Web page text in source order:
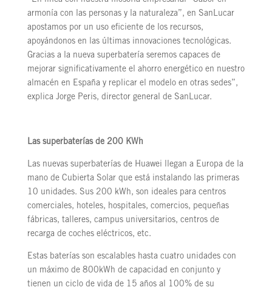
armonía con las personas y la naturaleza”, en SanLucar
apostamos por un uso eficiente de los recursos,
apoyándonos en las últimas innovaciones tecnológicas.
Gracias a la nueva superbatería seremos capaces de
mejorar significativamente el ahorro energético en nuestro
almacén en España y replicar el modelo en otras sedes”,
explica Jorge Peris, director general de SanLucar.
Las superbaterías de 200 KWh
Las nuevas superbaterías de Huawei llegan a Europa de la
mano de Cubierta Solar que está instalando las primeras
10 unidades. Sus 200 kWh, son ideales para centros
comerciales, hoteles, hospitales, comercios, pequeñas
fábricas, talleres, campus universitarios, centros de
recarga de coches eléctricos, etc.
Estas baterías son escalables hasta cuatro unidades con
un máximo de 800kWh de capacidad en conjunto y
tienen un ciclo de vida de 15 años al 100% de su